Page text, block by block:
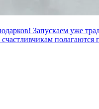
Запускаем уже